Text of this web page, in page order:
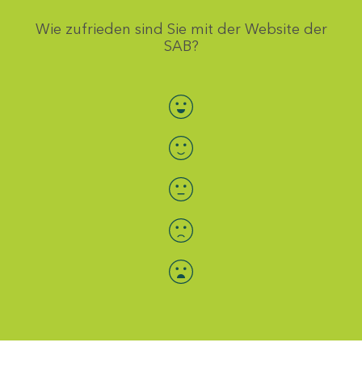
Wie zufrieden sind Sie mit der Website der
SAB?
Bewertung auswählen